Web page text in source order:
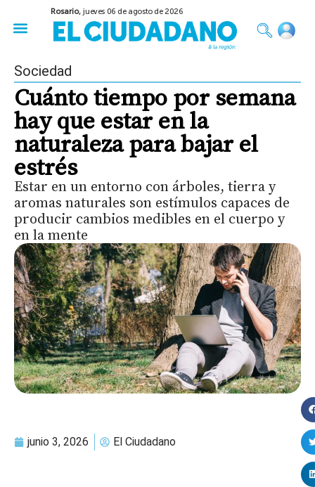
Rosario,jueves 06 de agosto de 2026
Sociedad
Cuánto tiempo por semana
hay que estar en la
naturaleza para bajar el
estrés
Estar en un entorno con árboles, tierra y
aromas naturales son estímulos capaces de
producir cambios medibles en el cuerpo y
en la mente
junio 3, 2026 El Ciudadano